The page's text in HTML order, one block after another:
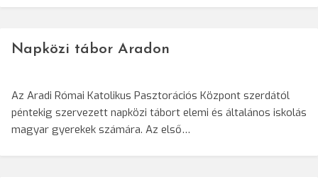
Napközi tábor Aradon
Az Aradi Római Katolikus Pasztorációs Központ szerdától
péntekig szervezett napközi tábort elemi és általános iskolás
magyar gyerekek számára. Az első…